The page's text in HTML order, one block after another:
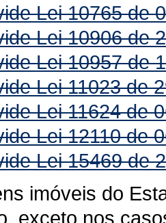
Lei 10765 de
Lei 10906 de
Lei 10957 de
Lei 11023 de
Lei 11624 de
Lei 12110 de
Lei 15469 de
imóveis do
exceto nos